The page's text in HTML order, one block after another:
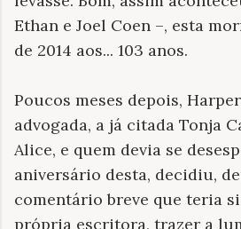
Ethan e Joel Coen –, esta
de 2014 aos... 103 anos.
Poucos meses depois,
advogada, a já citada Tonja
Alice, e quem devia se
aniversário desta, decidiu,
comentário breve que teria
própria escritora, trazer a